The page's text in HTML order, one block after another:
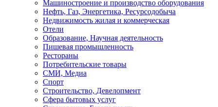
Машиностроение и производство оборудования
Нефть, Газ, Энергетика, Ресурсодобыча
Недвижимость жилая и коммерческая
Отели
Образование, Научная деятельность
Пишевая промышленность
Рестораны
Потребительские товары
СМИ, Медиа
Спорт
Строительство, Девелопмент
Сфера бытовых услуг